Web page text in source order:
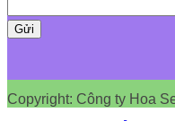
Copyright: Công ty Hoa